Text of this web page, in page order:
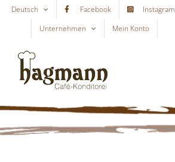
Skip
content
Deutsch Facebook Instagram
Unternehmen
Mein Konto